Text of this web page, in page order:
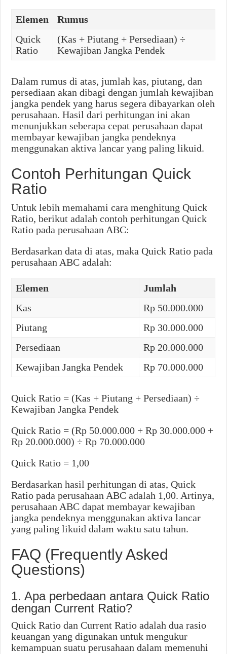
Elemen
Rumus
Quick
Ratio
(Kas + Piutang + Persediaan) ÷
Kewajiban Jangka Pendek
Dalam rumus di atas, jumlah kas, piutang, dan
persediaan akan dibagi dengan jumlah kewajiban
jangka pendek yang harus segera dibayarkan oleh
perusahaan. Hasil dari perhitungan ini akan
menunjukkan seberapa cepat perusahaan dapat
membayar kewajiban jangka pendeknya
menggunakan aktiva lancar yang paling likuid.
Contoh Perhitungan Quick
Ratio
Untuk lebih memahami cara menghitung Quick
Ratio, berikut adalah contoh perhitungan Quick
Ratio pada perusahaan ABC:
Berdasarkan data di atas, maka Quick Ratio pada
perusahaan ABC adalah:
Elemen
Jumlah
Kas
Rp 50.000.000
Piutang
Rp 30.000.000
Persediaan
Rp 20.000.000
Kewajiban Jangka Pendek
Rp 70.000.000
Quick Ratio = (Kas + Piutang + Persediaan) ÷
Kewajiban Jangka Pendek
Quick Ratio = (Rp 50.000.000 + Rp 30.000.000 +
Rp 20.000.000) ÷ Rp 70.000.000
Quick Ratio = 1,00
Berdasarkan hasil perhitungan di atas, Quick
Ratio pada perusahaan ABC adalah 1,00. Artinya,
perusahaan ABC dapat membayar kewajiban
jangka pendeknya menggunakan aktiva lancar
yang paling likuid dalam waktu satu tahun.
FAQ (Frequently Asked
Questions)
1. Apa perbedaan antara Quick Ratio
dengan Current Ratio?
Quick Ratio dan Current Ratio adalah dua rasio
keuangan yang digunakan untuk mengukur
kemampuan suatu perusahaan dalam memenuhi